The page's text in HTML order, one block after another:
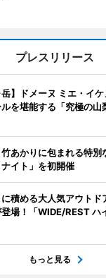
プレスリリース
岳】ドメーヌ ミエ・イ
を堪能する「究極の山
あかりに包まれる特別
イト」を初開催
に積める大人気アウト
場！「WIDE/REST ハ
もっと見る